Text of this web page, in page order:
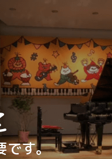
です。